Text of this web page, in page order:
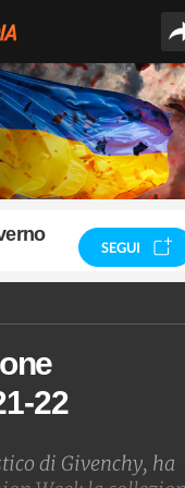
SEGUI
22
di Givenchy, ha